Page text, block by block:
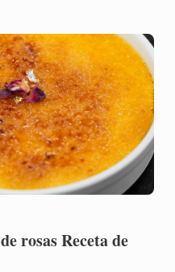
rosas Receta de